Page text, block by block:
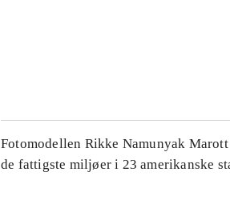
Fotomodellen Rikke Namunyak
de fattigste miljøer i 23 amerikanske